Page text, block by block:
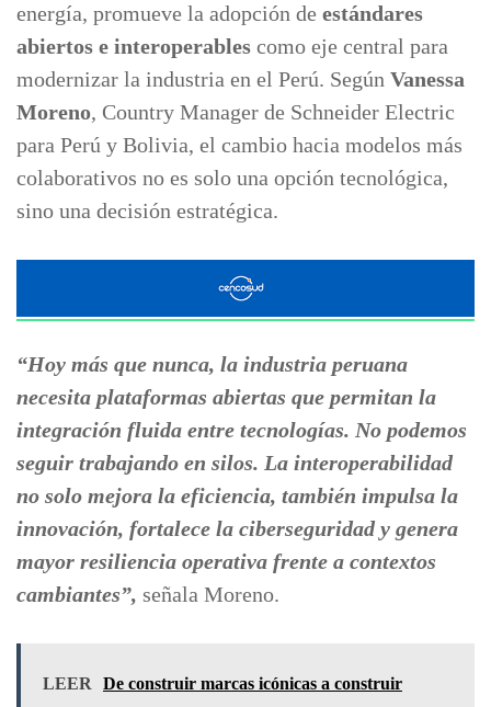
energía, promueve la adopción de estándares
abiertos e interoperables como eje central para
modernizar la industria en el Perú. Según Vanessa
Moreno, Country Manager de Schneider Electric
para Perú y Bolivia, el cambio hacia modelos más
colaborativos no es solo una opción tecnológica,
sino una decisión estratégica.
“Hoy más que nunca, la industria peruana
necesita plataformas abiertas que permitan la
integración fluida entre tecnologías. No podemos
seguir trabajando en silos. La interoperabilidad
no solo mejora la eficiencia, también impulsa la
innovación, fortalece la ciberseguridad y genera
mayor resiliencia operativa frente a contextos
cambiantes”, señala Moreno.
LEER De construir marcas icónicas a construir